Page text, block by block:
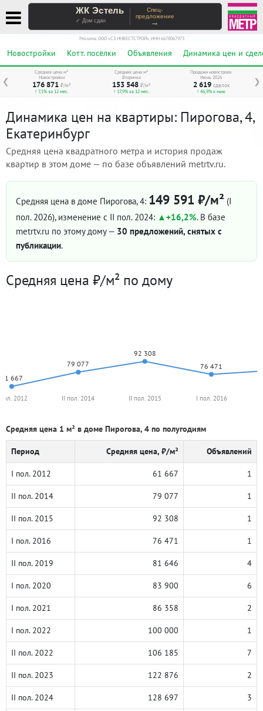
ЖК Эстель
✓ Дом сдан
Спец-
предложение
→
Реклама. ООО «СЗ ИНВЕСТСТРОЙ», ИНН 6678067973
Новостройки Котт. посёлки Объявления Динамика цен и
❮ ❯
Средняя цена м²
Новостройки
176 871 ₽/м²
↑ 7,5% за 12 мес.
Средняя цена м²
Вторичка
153 548 ₽/м²
↑ 17,9% за 12 мес.
Продажи новостроек
Июнь 2026
2 619 сделок
↑ 46,9% к маю
Динамика цен на квартиры: Пирогова, 4,
Екатеринбург
Средняя цена квадратного метра и история продаж
квартир в этом доме — по базе объявлений metrtv.ru.
Средняя цена в доме Пирогова, 4: 149 591 ₽/м² (I
пол. 2026), изменение с II пол. 2024: +16,2%. В базе
metrtv.ru по этому дому — 30 предложений, снятых с
публикации.
Средняя цена ₽/м² по дому
61 667
79 077
92 308
76 471
2012 II пол. 2014 II пол. 2015 I пол. 2016
Средняя цена 1 м² в доме Пирогова, 4 по полугодиям
Период Средняя цена, ₽/м² Объявлений
I пол. 2012 61 667 1
II пол. 2014 79 077 1
II пол. 2015 92 308 1
I пол. 2016 76 471 1
II пол. 2019 81 646 4
I пол. 2020 83 900 6
I пол. 2021 86 358 2
I пол. 2022 100 000 1
II пол. 2022 106 185 7
II пол. 2023 122 876 2
II пол. 2024 128 697 3